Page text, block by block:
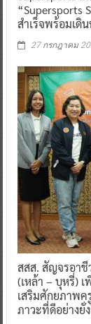
“Supersports
สำเร็จพร้อมเดิ
27 กรกฎาคม
สสส. สัญจรอาชี
(เหล้า – บุหรี่)
เสริมศักยภาพ
ภาวะที่ดีอย่างยั่